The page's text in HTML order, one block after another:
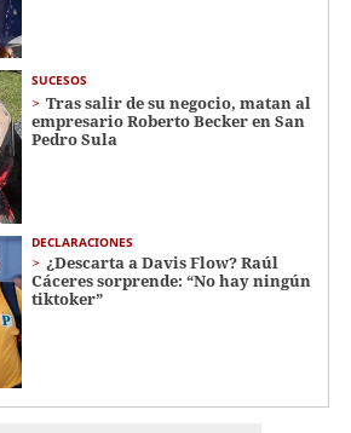
SUCESOS
Tras salir de su negocio, matan al
empresario Roberto Becker en San
Pedro Sula
DECLARACIONES
¿Descarta a Davis Flow? Raúl
Cáceres sorprende: “No hay ningún
tiktoker”